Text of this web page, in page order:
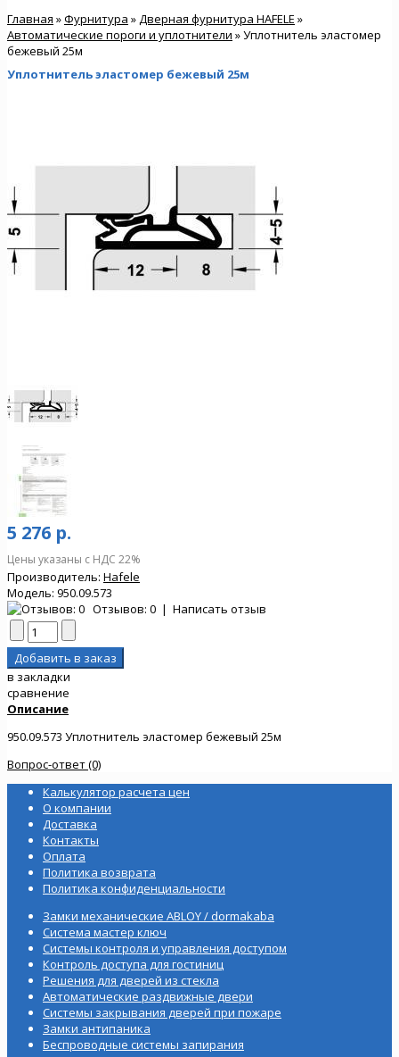
Главная »Фурнитура » Дверная фурнитура HAFELE »
Автоматические пороги и уплотнители » Уплотнитель эластомер
бежевый 25м
Уплотнитель эластомер бежевый 25м
5 276 р.
Цены указаны с НДС 22%
Производитель: Hafele
Модель: 950.09.573
Отзывов: 0 | Написать отзыв
в закладки
сравнение
Описание
950.09.573 Уплотнитель эластомер бежевый 25м
Вопрос-ответ (0)
Калькулятор расчета цен
О компании
Доставка
Контакты
Оплата
Политика возврата
Политика конфиденциальности
Замки механические ABLOY / dormakaba
Система мастер ключ
Системы контроля и управления доступом
Контроль доступа для гостиниц
Решения для дверей из стекла
Автоматические раздвижные двери
Системы закрывания дверей при пожаре
Замки антипаника
Беспроводные системы запирания